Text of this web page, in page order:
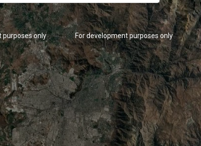
For development purposes only
purposes only